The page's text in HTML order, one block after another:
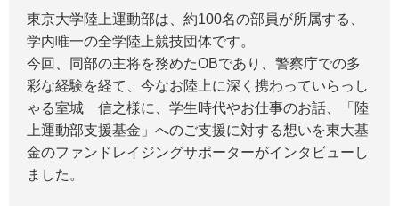
東京大学陸上運動部は、約100名の部員が所属する、
学内唯一の全学陸上競技団体です。
今回、同部の主将を務めたOBであり、警察庁での多
彩な経験を経て、今なお陸上に深く携わっていらっし
ゃる室城 信之様に、学生時代やお仕事のお話、「陸
上運動部支援基金」へのご支援に対する想いを東大基
金のファンドレイジングサポーターがインタビューし
ました。